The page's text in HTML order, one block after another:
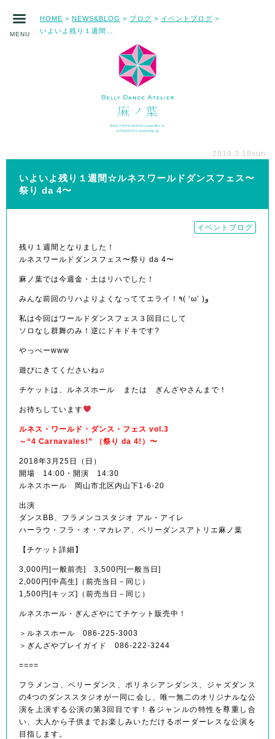
MENU
HOME > NEWS&BLOG > ブログ > イベントブログ >
2018.3.18 sun.
いよいよ残り１週間☆ルネスワールドダンスフェス〜
祭り da 4〜
イベントブログ
残り１週間となりました！
ルネスワールドダンスフェス〜祭り da 4〜
麻ノ葉では今週金・土はリハでした！
みんな前回のリハよりよくなっててエライ！٩( ‘ω’ )و
私は今回はワールドダンスフェス３回目にして
ソロなし群舞のみ！逆にドキドキです?
やっべーwww
遊びにきてくださいね♫
チケットは、ルネスホール または ぎんざやさんまで！
お待ちしています
ルネス・ワールド・ダンス・フェス vol.3
～“4 Carnavales!” （祭り da 4!）〜
2018年3月25日（日）
開場 14:00・開演 14:30
ルネスホール 岡山市北区内山下1-6-20
出演
ダンスBB、フラメンコスタジオ アル・アイレ
ハーラウ・フラ・オ・マカレア、ベリーダンスアトリエ麻ノ葉
【チケット詳細】
3,000円[一般前売] 3,500円[一般当日]
2,000円[中高生]（前売当日－同じ）
1,500円[キッズ]（前売当日－同じ）
ルネスホール・ぎんざやにてチケット販売中！
＞ルネスホール 086-225-3003
＞ぎんざやプレイガイド 086-222-3244
====
フラメンコ、ベリーダンス、ポリネシアンダンス、ジャズダンス
の4つのダンススタジオが一同に会し、唯一無二のオリジナルな公
演を上演する公演の第3回目です！各ジャ ンルの特性を尊重し合
い、大人から子供までお楽しみいただけるボーダーレスな公演を
目指します。